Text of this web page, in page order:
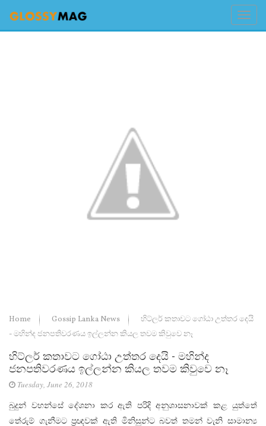
Home Gossip Lanka News
හිට්‌ලර් කතාවට ගෝඨා උත්තර දෙයි
- මහින්ද ජනපතිවරණය ඉල්ලන්න කියල තවම කිවුවෙ නෑ
හිට්‌ලර් කතාවට ගෝඨා උත්තර දෙයි - මහින්ද
ජනපතිවරණය ඉල්ලන්න කියල තවම කිවුවෙ නෑ
Tuesday, June 26, 2018
බුදුන් වහන්සේ දේශනා කර ඇති පරිදි අනුශාසනාවක්‌ කළ යුත්තේ
තේරුම් ගැනීමට ප්‍රඥවක්‌ ඇති මිනිසුන්ට බවත් තමන් වැනි සාමාන්‍ය